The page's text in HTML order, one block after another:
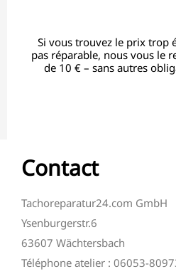
Si vous trouvez le prix trop
pas réparable, nous vous le
de 10 € – sans autres
Contact
Tachoreparatur24.com GmbH
Ysenburgerstr.6
63607 Wächtersbach
Téléphone atelier : 06053-